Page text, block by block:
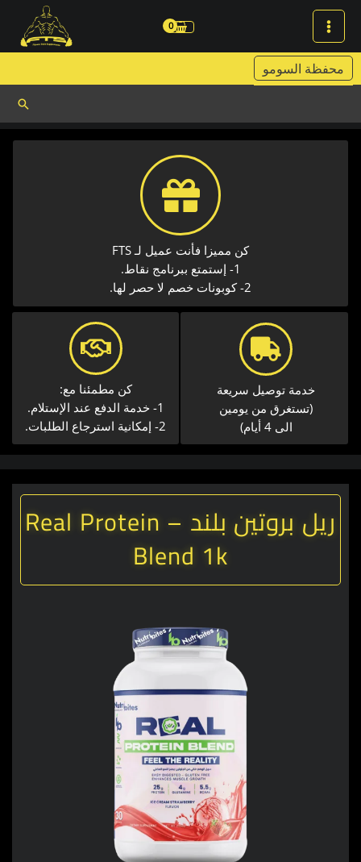
تخطي
المحتوى
محفظة السومو
كن مميزا فأنت عميل لـ FTS
1- إستمتع ببرنامج نقاط.
2- كوبونات خصم لا حصر لها.
خدمة توصيل سريعة​
(تستغرق من يومين
الى 4 أيام)
كن مطمئنا مع:
1- خدمة الدفع عند الإستلام.
2- إمكانية استرجاع الطلبات.
ريل بروتين بلند – Real Protein
Blend 1k